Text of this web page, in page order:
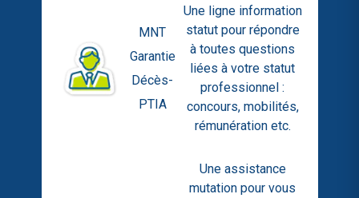
MNT
Garantie
Décès-
PTIA
Une ligne information
statut pour répondre
à toutes questions
liées à votre statut
professionnel :
concours, mobilités,
rémunération etc.
Une assistance
mutation pour vous